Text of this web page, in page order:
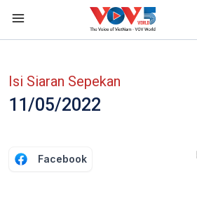
Isi Siaran Sepekan
11/05/2022
Facebook